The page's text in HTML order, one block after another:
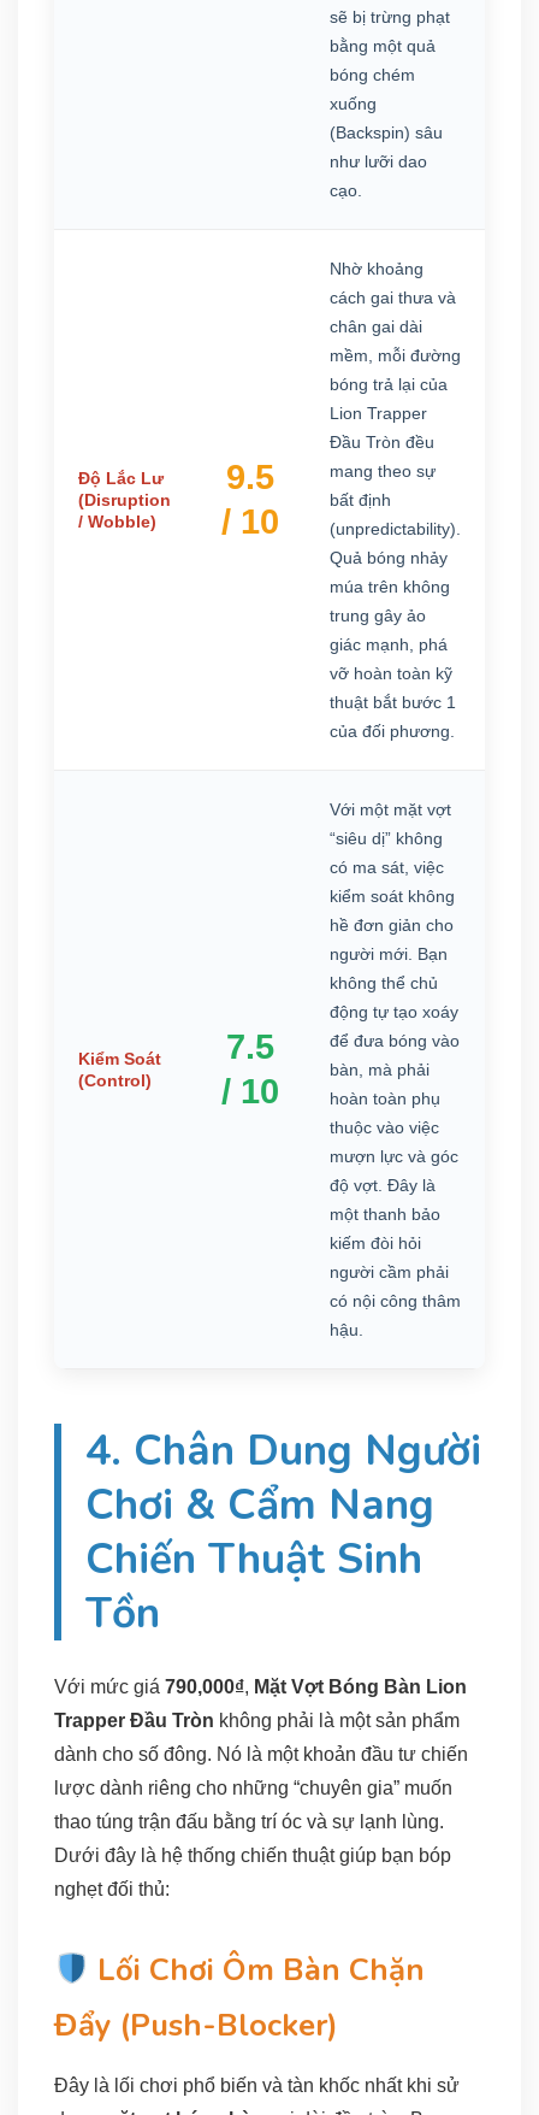
sẽ bị trừng phạt
bằng một quả
bóng chém
xuống
(Backspin) sâu
như lưỡi dao
cạo.
Độ Lắc Lư
(Disruption
/ Wobble)
9.5
/ 10
Nhờ khoảng
cách gai thưa và
chân gai dài
mềm, mỗi đường
bóng trả lại của
Lion Trapper
Đầu Tròn đều
mang theo sự
bất định
(unpredictability).
Quả bóng nhảy
múa trên không
trung gây ảo
giác mạnh, phá
vỡ hoàn toàn kỹ
thuật bắt bước 1
của đối phương.
Kiểm Soát
(Control)
7.5
/ 10
Với một mặt vợt
“siêu dị” không
có ma sát, việc
kiểm soát không
hề đơn giản cho
người mới. Bạn
không thể chủ
động tự tạo xoáy
để đưa bóng vào
bàn, mà phải
hoàn toàn phụ
thuộc vào việc
mượn lực và góc
độ vợt. Đây là
một thanh bảo
kiếm đòi hỏi
người cầm phải
có nội công thâm
hậu.
4. Chân Dung Người
Chơi & Cẩm Nang
Chiến Thuật Sinh
Tồn
Với mức giá 790,000₫, Mặt Vợt Bóng Bàn Lion
Trapper Đầu Tròn không phải là một sản phẩm
dành cho số đông. Nó là một khoản đầu tư chiến
lược dành riêng cho những “chuyên gia” muốn
thao túng trận đấu bằng trí óc và sự lạnh lùng.
Dưới đây là hệ thống chiến thuật giúp bạn bóp
nghẹt đối thủ:
Lối Chơi Ôm Bàn Chặn
Đẩy (Push-Blocker)
Đây là lối chơi phổ biến và tàn khốc nhất khi sử